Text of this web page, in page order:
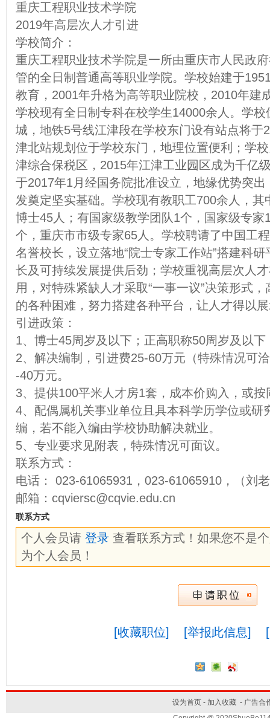
重庆工程职业技术学院
2019年高层次人才引进
学校简介：
重庆工程职业技术学院是一所由重庆市人民政
管的全日制普通高等职业学院。学校始建于
教育，2001年升格为高等职业院校，2010年建
学校现有全日制专科在校学生14000余人。学
城，地铁5号线江津段在学校东门设有站点将于
津北站规划位于学校东门，地理位置便利；学
津综合保税区，2015年江津工业园区成为千亿
于2017年1月经国务院批准设立，地缘优势突
发奠定坚实基础。学校现有教职工700余人，
博士45人；有国家级教学团队1个，国家级专
个，重庆市市级专家65人。学校聘请了中国工
名誉校长，设立落地“院士专家工作站”搭建科
长及可持续发展提供后劲；学校重视高层次人
用，对特殊紧缺人才采取“一事一议”决策形式
的各种困难，努力搭建各种平台，让人才得以
引进政策：
1、博士45周岁及以下；正高职称50周岁及以
2、解决编制，引进费25-60万元（特殊情况可
-40万元。
3、提供100平米人才房1套，成本价购入，或
4、配偶属机关事业单位且具本科学历学位或研
编，若不能入编由学校协助解决就业。
5、专业要求见附表，特殊情况可面议。
联系方式：
电话： 023-61065931，023-61065910，（刘
邮箱：cqviersc@cqvie.edu.cn
联系方式
个人会员请 登录 查看联系方式！如果您不是
为个人会员！
[收藏职位] [举报此信息]
设为首页- 加入收藏- 广告合